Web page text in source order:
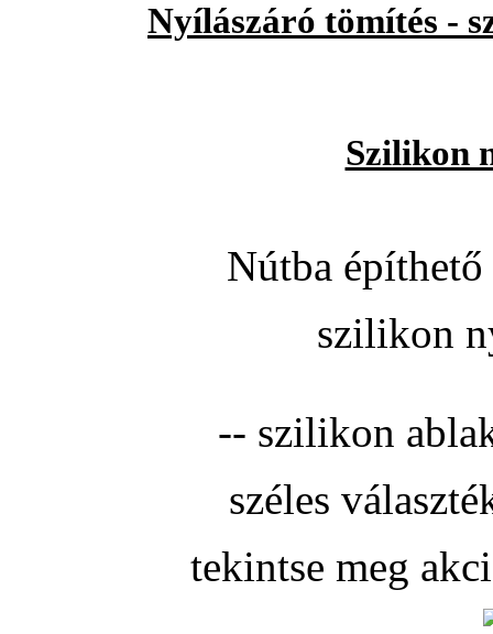
Nyílászáró tömítés -
Szilikon
Nútba
szilikon
-- szilikon
széles
tekintse meg